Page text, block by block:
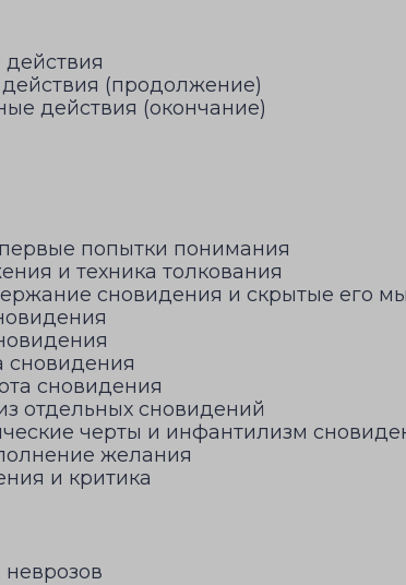
(продолжение)
действия (окончание)
попытки понимания
и техника толкования
сновидения и скрытые его
сновидения
сновидения
отдельных сновидений
черты и инфантилизм
желания
и критика
неврозов